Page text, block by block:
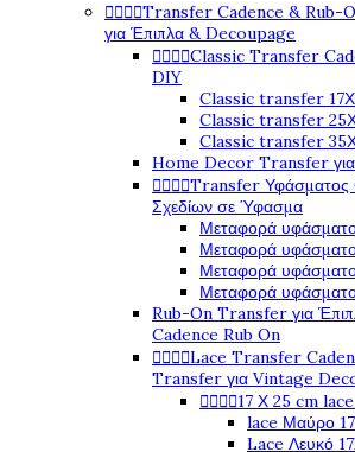
Transfer Cadence & Rub-
για Έπιπλα & Decoupage
Classic Transfer
DIY
Classic transfer
Classic transfer
Classic transfer
Home Decor Transfer
Transfer Υφάσματος
Σχεδίων σε Ύφασμα
Μεταφορά
Μεταφορά
Μεταφορά
Μεταφορά
Rub-On Transfer για
Cadence Rub On
Lace Transfer
Transfer για Vintage
17 Χ 25 cm
lace Μαύρο
Lace Λευκό